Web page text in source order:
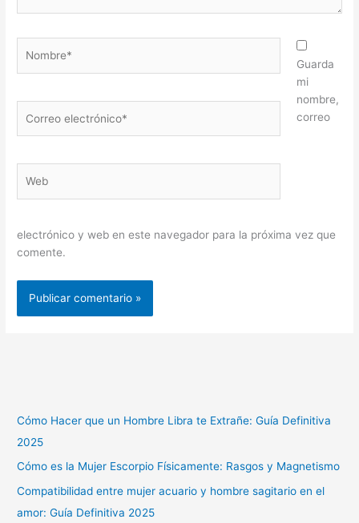
electrónico*
Guarda
mi
nombre,
correo
electrónico y web en este navegador para la próxima vez que
comente.
Cómo Hacer que un Hombre Libra te Extrañe: Guía Definitiva
2025
Cómo es la Mujer Escorpio Físicamente: Rasgos y Magnetismo
Compatibilidad entre mujer acuario y hombre sagitario en el
amor: Guía Definitiva 2025